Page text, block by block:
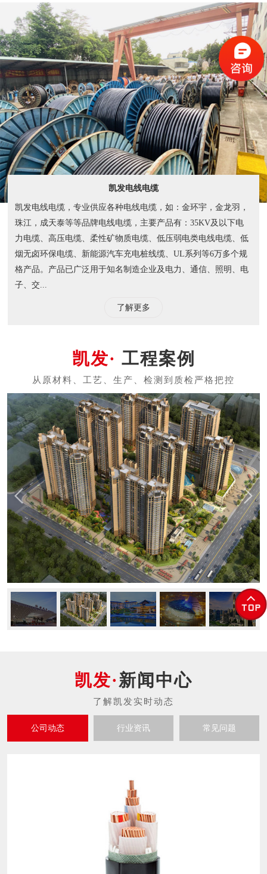
凯发电线电缆
凯发电线电缆，专业供应各种电线电缆，如：金环宇，金龙羽，
珠江，成天泰等等品牌电线电缆，主要产品有：35KV及以下电
力电缆、高压电缆、柔性矿物质电缆、低压弱电类电线电缆、低
烟无卤环保电缆、新能源汽车充电桩线缆、UL系列等6万多个规
格产品。产品已广泛用于知名制造企业及电力、通信、照明、电
子、交...
了解更多
工程案例
新闻中心
公司动态 行业资讯 常见问题